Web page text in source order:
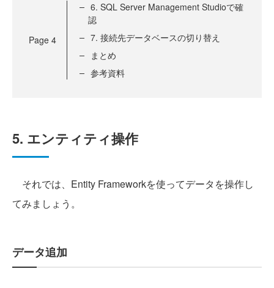
Page 4
6. SQL Server Management Studioで確
認
7. 接続先データベースの切り替え
まとめ
参考資料
5. エンティティ操作
それでは、Entity Frameworkを使ってデータを操作し
てみましょう。
データ追加